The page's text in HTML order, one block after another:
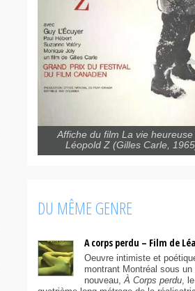
Affiche du film La vie heureuse
Léopold Z (Gilles Carle,
DU MÊME GENRE
A corps perdu – Film de
Oeuvre intimiste et
montrant Montréal sous un
nouveau, À Corps perdu , le